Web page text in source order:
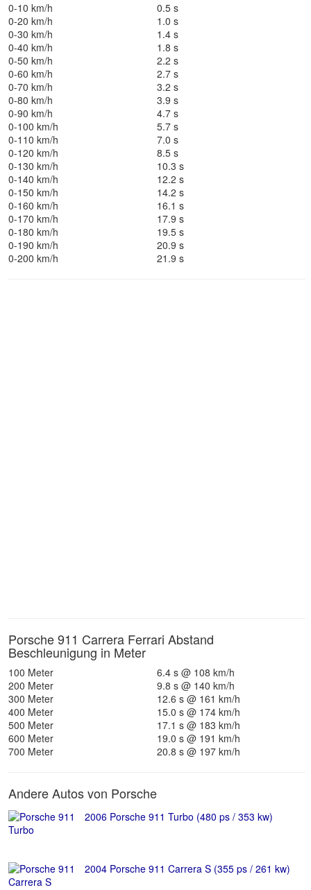
0-10 km/h
0.5 s
0-20 km/h
1.0 s
0-30 km/h
1.4 s
0-40 km/h
1.8 s
0-50 km/h
2.2 s
0-60 km/h
2.7 s
0-70 km/h
3.2 s
0-80 km/h
3.9 s
0-90 km/h
4.7 s
0-100 km/h
5.7 s
0-110 km/h
7.0 s
0-120 km/h
8.5 s
0-130 km/h
10.3 s
0-140 km/h
12.2 s
0-150 km/h
14.2 s
0-160 km/h
16.1 s
0-170 km/h
17.9 s
0-180 km/h
19.5 s
0-190 km/h
20.9 s
0-200 km/h
21.9 s
Porsche 911 Carrera Ferrari Abstand
Beschleunigung in Meter
100 Meter
6.4 s @ 108 km/h
200 Meter
9.8 s @ 140 km/h
300 Meter
12.6 s @ 161 km/h
400 Meter
15.0 s @ 174 km/h
500 Meter
17.1 s @ 183 km/h
600 Meter
19.0 s @ 191 km/h
700 Meter
20.8 s @ 197 km/h
Andere Autos von Porsche
2006 Porsche 911 Turbo (480 ps / 353 kw)
2004 Porsche 911 Carrera S (355 ps / 261 kw)